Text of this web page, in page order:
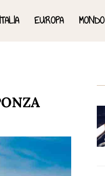
ITALIA EUROPA MONDO